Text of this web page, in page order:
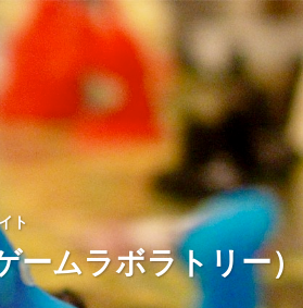
ト
ームラボラトリー）